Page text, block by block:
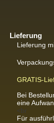
Lieferung
Lieferung
GRATIS-
Bei
eine
<br
Für